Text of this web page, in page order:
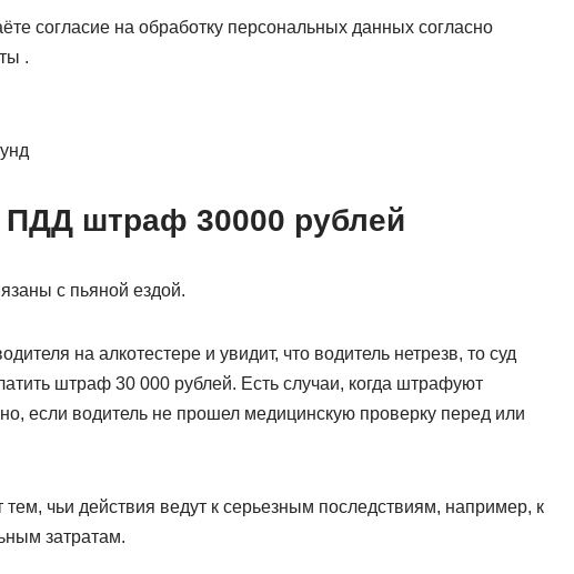
согласие на обработку персональных данных согласно
.
ПДД штраф 30000 рублей
с пьяной ездой.
на алкотестере и увидит, что водитель нетрезв, то суд
штраф 30 000 рублей. Есть случаи, когда штрафуют
если водитель не прошел медицинскую проверку перед или
чьи действия ведут к серьезным последствиям, например, к
затратам.